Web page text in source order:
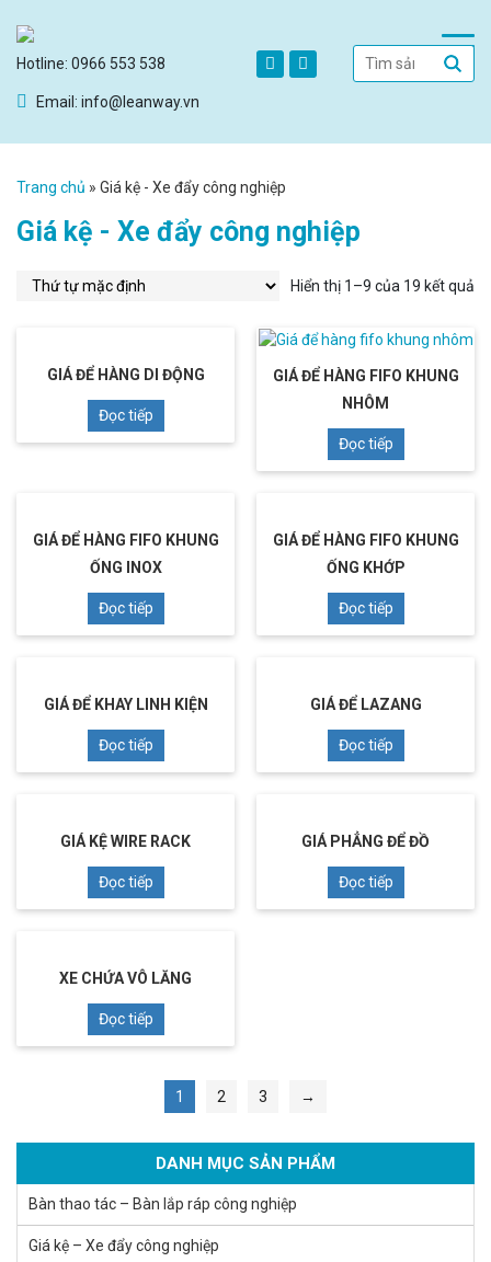
Hotline: 0966 553 538
Email: info@leanway.vn
Trang chủ » Giá kệ - Xe đẩy công nghiệp
Giá kệ - Xe đẩy công nghiệp
Hiển thị 1–9 của 19 kết quả
GIÁ ĐỂ HÀNG DI ĐỘNG
Đọc tiếp
GIÁ ĐỂ HÀNG FIFO KHUNG
NHÔM
Đọc tiếp
GIÁ ĐỂ HÀNG FIFO KHUNG
ỐNG INOX
Đọc tiếp
GIÁ ĐỂ HÀNG FIFO KHUNG
ỐNG KHỚP
Đọc tiếp
GIÁ ĐỂ KHAY LINH KIỆN
Đọc tiếp
GIÁ ĐỂ LAZANG
Đọc tiếp
GIÁ KỆ WIRE RACK
Đọc tiếp
GIÁ PHẲNG ĐỂ ĐỒ
Đọc tiếp
XE CHỨA VÔ LĂNG
Đọc tiếp
1 2 3 →
DANH MỤC SẢN PHẨM
Bàn thao tác – Bàn lắp ráp công nghiệp
Giá kệ – Xe đẩy công nghiệp